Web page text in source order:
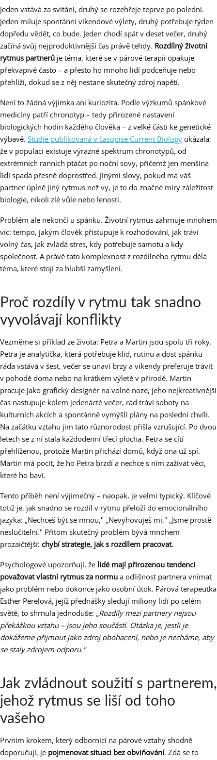
Jeden vstává za svítání, druhý se rozehřeje teprve po poledni.
Jeden miluje spontánní víkendové výlety, druhý potřebuje týden
dopředu vědět, co bude. Jeden chodí spát v deset večer, druhý
začíná svůj nejproduktivnější čas právě tehdy. Rozdílný životní
rytmus partnerů je téma, které se v párové terapii opakuje
překvapivě často – a přesto ho mnoho lidí podceňuje nebo
přehlíží, dokud se z něj nestane skutečný zdroj napětí.
Není to žádná výjimka ani kuriozita. Podle výzkumů spánkové
medicíny patří chronotyp – tedy přirozené nastavení
biologických hodin každého člověka – z velké části ke genetické
výbavě. Studie publikovaná v časopise Current Biology ukázala,
že v populaci existuje výrazné spektrum chronotypů, od
extrémních ranních ptáčat po noční sovy, přičemž jen menšina
lidí spadá přesně doprostřed. Jinými slovy, pokud má váš
partner úplně jiný rytmus než vy, je to do značné míry záležitost
biologie, nikoli zlé vůle nebo lenosti.
Problém ale nekončí u spánku. Životní rytmus zahrnuje mnohem
víc: tempo, jakým člověk přistupuje k rozhodování, jak tráví
volný čas, jak zvládá stres, kdy potřebuje samotu a kdy
společnost. A právě tato komplexnost z rozdílného rytmu dělá
téma, které stojí za hlubší zamyšlení.
Proč rozdíly v rytmu tak snadno
vyvolávají konflikty
Vezměme si příklad ze života: Petra a Martin jsou spolu tři roky.
Petra je analytička, která potřebuje klid, rutinu a dost spánku –
ráda vstává v šest, večer se unaví brzy a víkendy preferuje trávit
v pohodě doma nebo na krátkém výletě v přírodě. Martin
pracuje jako grafický designér na volné noze, jeho nejkreativnější
čas nastupuje kolem jedenácté večer, rád tráví soboty na
kulturních akcích a spontánně vymýšlí plány na poslední chvíli.
Na začátku vztahu jim tato různorodost přišla vzrušující. Po dvou
letech se z ní stala každodenní třecí plocha. Petra se cítí
přehlíženou, protože Martin přichází domů, když ona už spí.
Martin má pocit, že ho Petra brzdí a nechce s ním zažívat věci,
které ho baví.
Tento příběh není výjimečný – naopak, je velmi typický. Klíčové
totiž je, jak snadno se rozdíl v rytmu přeloží do emocionálního
jazyka: „Nechceš být se mnou," „Nevyhovuješ mi," „Jsme prostě
neslučitelní." Přitom skutečný problém bývá mnohem
prozaičtější: chybí strategie, jak s rozdílem pracovat.
Psychologové upozorňují, že lidé mají přirozenou tendenci
považovat vlastní rytmus za normu a odlišnost partnera vnímat
jako problém nebo dokonce jako osobní útok. Párová terapeutka
Esther Perelová, jejíž přednášky sledují miliony lidí po celém
světě, to shrnula jednoduše: „Rozdíly mezi partnery nejsou
překážkou vztahu – jsou jeho součástí. Otázka je, jestli je
dokážeme přijmout jako zdroj obohacení, nebo je necháme, aby
se staly zdrojem odporu."
Jak zvládnout soužití s partnerem,
jehož rytmus se liší od toho
vašeho
Prvním krokem, který odborníci na párové vztahy shodně
doporučují, je pojmenovat situaci bez obviňování. Zdá se to